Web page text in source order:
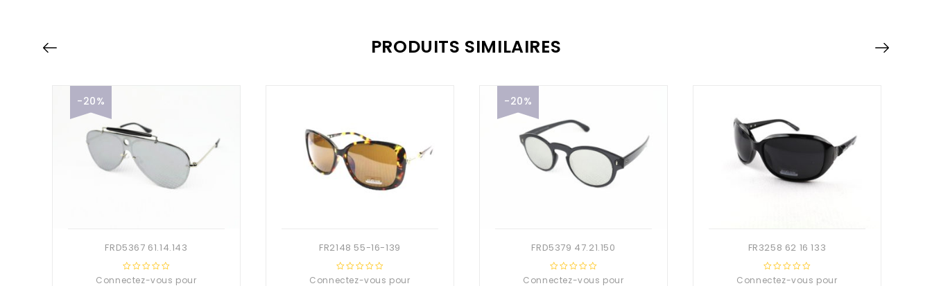
PRODUITS SIMILAIRES
-20%
FRD5367 61.14.143
0
Connectez-vous pour
FR2148 55-16-139
0
Connectez-vous pour
-20%
FRD5379 47.21.150
0
Connectez-vous pour
FR3258 62 16 133
0
Connectez-vous pour